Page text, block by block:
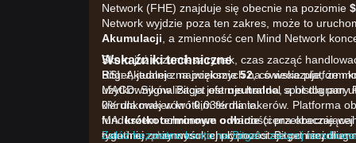
Network (FHE) znajduje się obecnie na poziomie
Network wyjdzie poza ten zakres, może to
Akumulacji , a zmienność cen Mind Network
Wskaźniki techniczne
RSI: Aktualnie na poziomie52, co wskazuje, że
MACD: Sygnalizacja jestneutralna, a histogram
kierunkowej w krótkim terminie.
MA:krótkoterminowe odbicie(cena obecnie
ostatniej zmienności, choć pozostaje poniżej
Skoro już rozumiesz rynek, czas zacząć
Bitget, jednej z największych na świecie platform
użytkowników. Bitget oferuje handel spot dla pary
0% dla makerów i 0,03% dla takerów. Platforma
funduszem ochronnym o wartości
tygodniu, przy wysokiej płynności. Bitget
Załóż bezpłatne konto na Bitget i zacznij